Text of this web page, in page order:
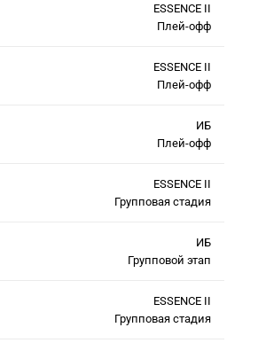
ESSENCE II
Плей-офф
ESSENCE II
Плей-офф
ИБ
Плей-офф
ESSENCE II
Групповая стадия
ИБ
Групповой этап
ESSENCE II
Групповая стадия